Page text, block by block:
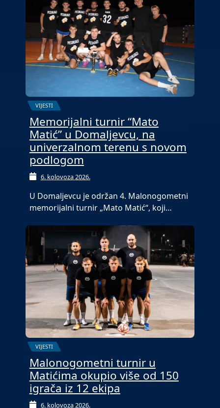
VIJESTI
Memorijalni turnir “Mato
Matić” u Domaljevcu, na
univerzalnom terenu s novom
podlogom
6. kolovoza 2026.
U Domaljevcu je održan 4. Malonogometni
memorijalni turnir „Mato Matić“, koji…
VIJESTI
Malonogometni turnir u
Matićima okupio više od 150
igrača iz 12 ekipa
6. kolovoza 2026.